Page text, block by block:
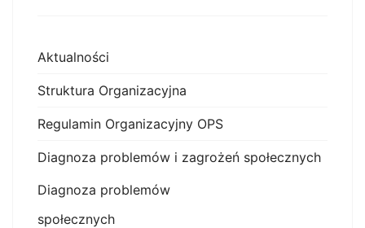
Aktualności
Struktura Organizacyjna
Regulamin Organizacyjny OPS
Diagnoza problemów i zagrożeń społecznych
Diagnoza problemów
społecznych